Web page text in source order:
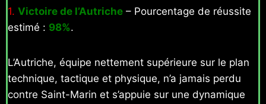
1. Victoire de l’Autriche – Pourcentage de réussite
estimé : 98%.
L’Autriche, équipe nettement supérieure sur le plan
technique, tactique et physique, n’a jamais perdu
contre Saint-Marin et s’appuie sur une dynamique